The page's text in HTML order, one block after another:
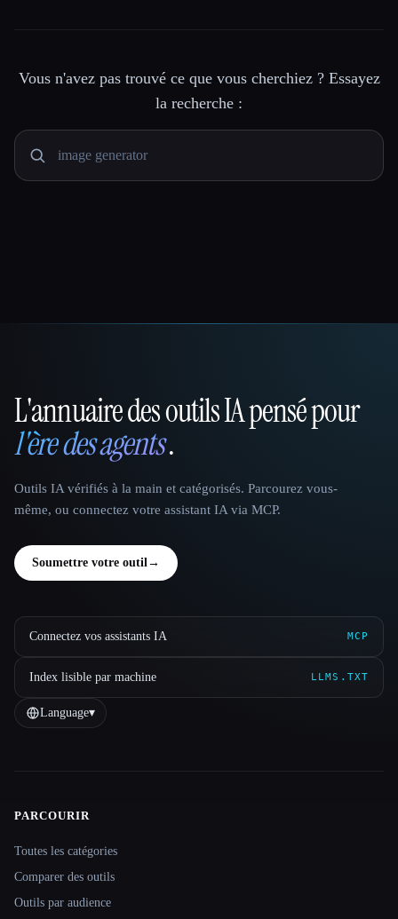
Vous n'avez pas trouvé ce que vous cherchiez ? Essayez
la recherche :
That AI Collection
L'annuaire des outils IA pensé pour
l'ère des agents.
Outils IA vérifiés à la main et catégorisés. Parcourez vous-
même, ou connectez votre assistant IA via MCP.
Soumettre votre outil→
Connectez vos assistants IA MCP
Index lisible par machine LLMS.TXT
Language▾
Site navigation
PARCOURIR
Toutes les catégories
Comparer des outils
Outils par audience